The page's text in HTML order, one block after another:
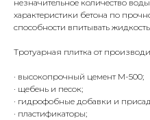
незначительное количество
характеристики бетона по
способности впитывать
Тротуарная плитка от
· высокопрочный цемент М-500;
· щебень и песок;
· гидрофобные добавки и
· пластификаторы;